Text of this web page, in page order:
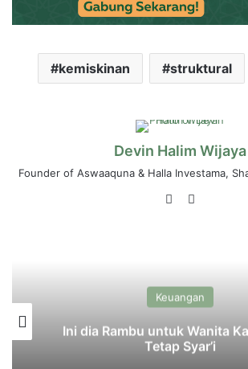
kemiskinan struktural
Devin Halim Wijaya
Founder of Aswaaquna & Halla Investama,
LinkedIn
Keuangan
Ini dia Rambu untuk Wanita
Tetap Syar’i